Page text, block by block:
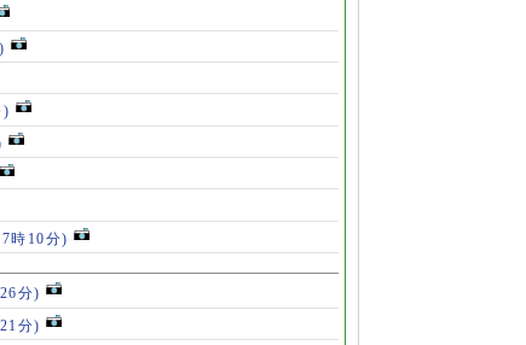
)
時10分)
分)
分)